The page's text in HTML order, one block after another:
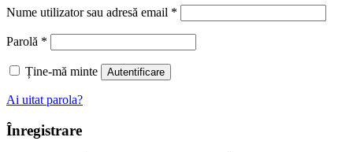
Nume utilizator sau adresă email *
Parolă *
Ține-mă minte Autentificare
Ai uitat parola?
Înregistrare